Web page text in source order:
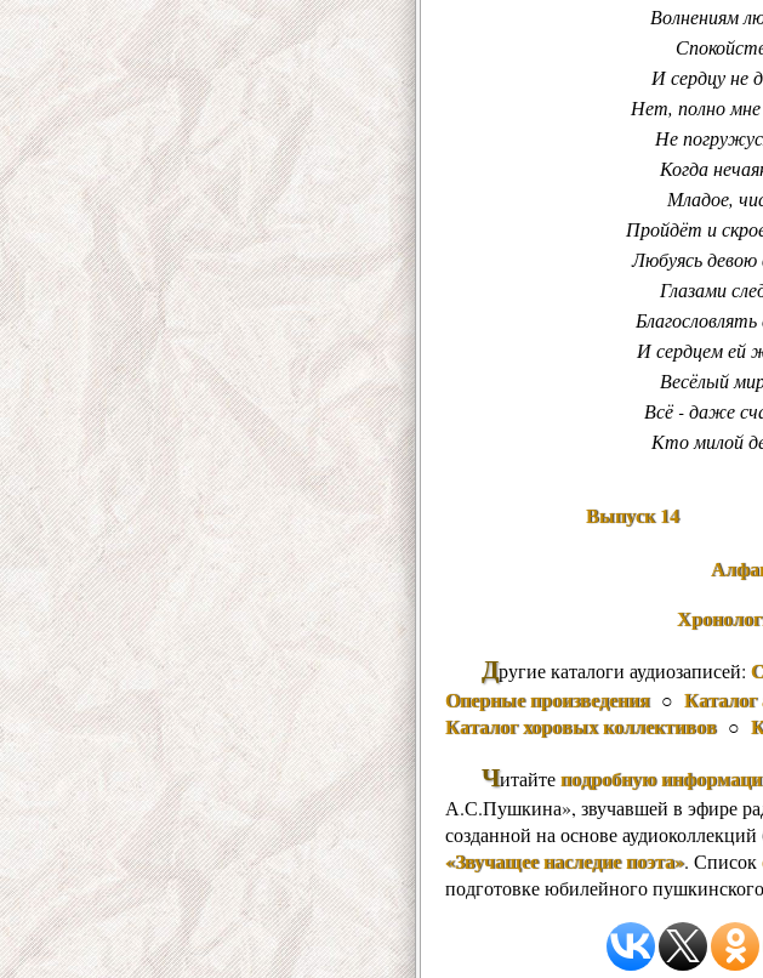
Волнениям
И сердцу не
Нет, полно
Не
Когда
Младое,
Пройдёт и
Любуясь девою
Глазами
И сердцем ей
Весёлый
Всё - даже
Кто милой
Выпуск 14
Другие каталоги аудиозаписей:
Оперные произведения○ Каталог
Каталог хоровых коллективов○
Читайтеподробную
А.С.Пушкина», звучавшей в эфире
созданной на основе
«Звучащее наследие поэта». Список
подготовке юбилейного